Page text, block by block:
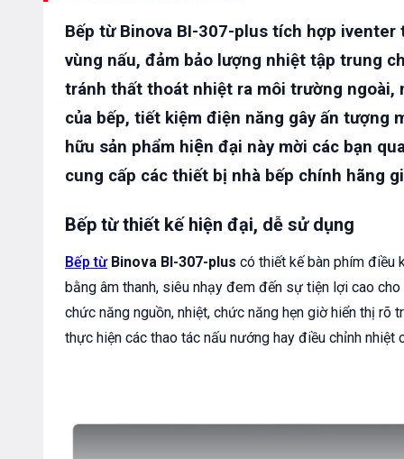
Bếp từ Binova BI-307-plus tích hợp iventer
vùng nấu, đảm bảo lượng nhiệt tập trung
tránh thất thoát nhiệt ra môi trường ngoài,
của bếp, tiết kiệm điện năng gây ấn tượng
hữu sản phẩm hiện đại này mời các bạn
cung cấp các thiết bị nhà bếp chính hãng
Bếp từ thiết kế hiện đại, dễ sử dụng
Bếp từ Binova BI-307-plus có thiết kế bàn phím điều
bằng âm thanh, siêu nhạy đem đến sự tiện lợi cao
chức năng nguồn, nhiệt, chức năng hẹn giờ hiển thị rõ
thực hiện các thao tác nấu nướng hay điều chỉnh nhiệt